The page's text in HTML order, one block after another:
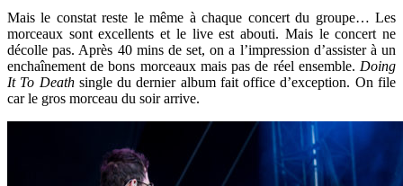
Mais le constat reste le même à chaque concert du groupe… Les
morceaux sont excellents et le live est abouti. Mais le concert ne
décolle pas. Après 40 mins de set, on a l’impression d’assister à un
enchaînement de bons morceaux mais pas de réel ensemble. Doing
It To Death single du dernier album fait office d’exception. On file
car le gros morceau du soir arrive.